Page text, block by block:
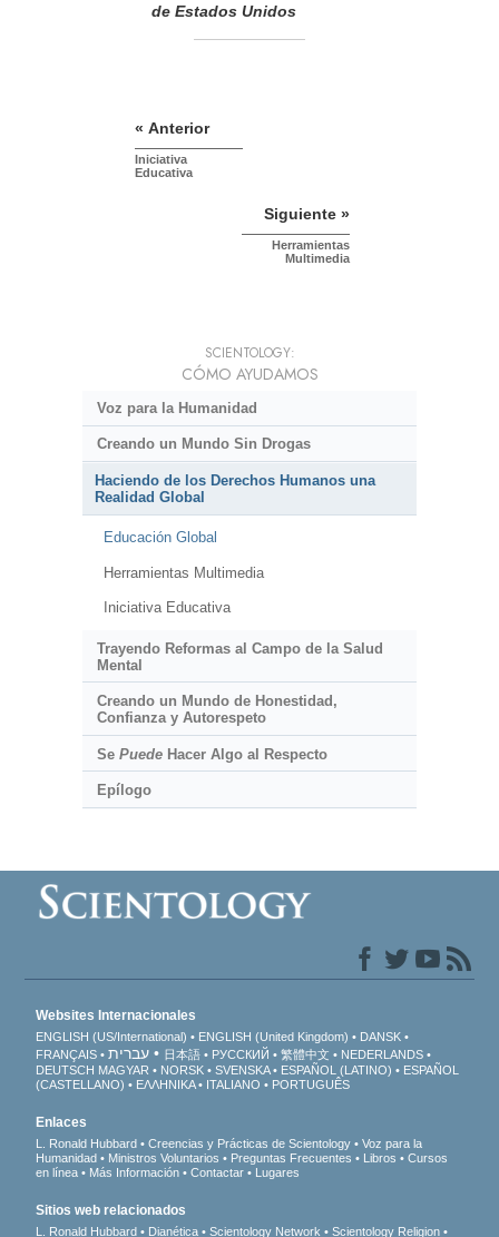
de Estados Unidos
« Anterior
Iniciativa
Educativa
Siguiente »
Herramientas
Multimedia
SCIENTOLOGY:
CÓMO AYUDAMOS
Voz para la Humanidad
Creando un Mundo Sin Drogas
Haciendo de los Derechos Humanos una
Realidad Global
Educación Global
Herramientas Multimedia
Iniciativa Educativa
Trayendo Reformas al Campo de la Salud
Mental
Creando un Mundo de Honestidad,
Confianza y Autorespeto
Se PuedeHacer Algo al Respecto
Epílogo
Websites Internacionales
ENGLISH (US/International) ENGLISH (United Kingdom)
DANSK
FRANÇAIS
עברית 日本語 РУССКИЙ 繁體中文
NEDERLANDS
DEUTSCH MAGYAR NORSK SVENSKA ESPAÑOL (LATINO)
ESPAÑOL
(CASTELLANO)
ΕΛΛΗΝΙΚA ITALIANO PORTUGUÊS
Enlaces
L. Ronald Hubbard Creencias y Prácticas de Scientology
Voz para la
Humanidad
Ministros Voluntarios Preguntas Frecuentes Libros
Cursos
en línea
Más Información Contactar Lugares
Sitios web relacionados
L. Ronald Hubbard Dianética Scientology Network Scientology Religion